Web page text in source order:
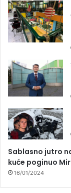
Sablasno jutro
kuće poginuo
16/01/2024